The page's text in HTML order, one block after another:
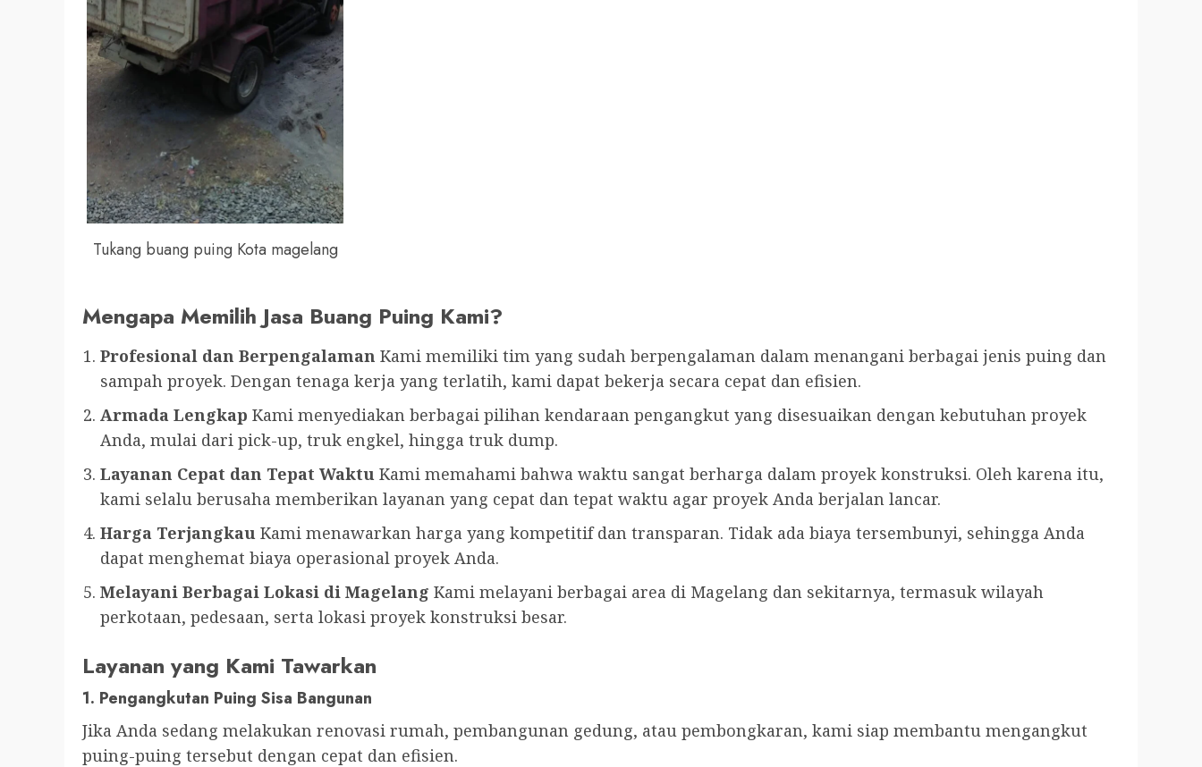
Tukang buang puing Kota magelang
Mengapa Memilih Jasa Buang Puing Kami?
Profesional dan Berpengalaman Kami memiliki tim yang sudah berpengalaman dalam menangani berbagai jenis puing dan
sampah proyek. Dengan tenaga kerja yang terlatih, kami dapat bekerja secara cepat dan efisien.
Armada Lengkap Kami menyediakan berbagai pilihan kendaraan pengangkut yang disesuaikan dengan kebutuhan proyek
Anda, mulai dari pick-up, truk engkel, hingga truk dump.
Layanan Cepat dan Tepat Waktu Kami memahami bahwa waktu sangat berharga dalam proyek konstruksi. Oleh karena itu,
kami selalu berusaha memberikan layanan yang cepat dan tepat waktu agar proyek Anda berjalan lancar.
Harga Terjangkau Kami menawarkan harga yang kompetitif dan transparan. Tidak ada biaya tersembunyi, sehingga Anda
dapat menghemat biaya operasional proyek Anda.
Melayani Berbagai Lokasi di Magelang Kami melayani berbagai area di Magelang dan sekitarnya, termasuk wilayah
perkotaan, pedesaan, serta lokasi proyek konstruksi besar.
Layanan yang Kami Tawarkan
1. Pengangkutan Puing Sisa Bangunan
Jika Anda sedang melakukan renovasi rumah, pembangunan gedung, atau pembongkaran, kami siap membantu mengangkut
puing-puing tersebut dengan cepat dan efisien.